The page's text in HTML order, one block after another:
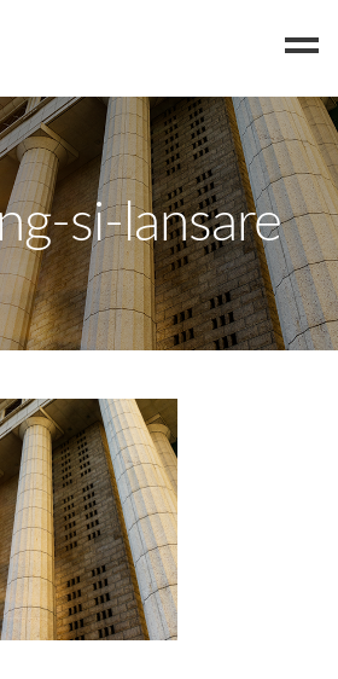
si-lansare